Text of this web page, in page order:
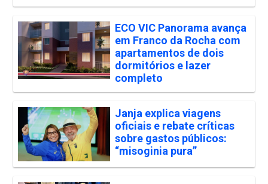
ECO VIC Panorama avança
em Franco da Rocha com
apartamentos de dois
dormitórios e lazer
completo
Janja explica viagens
oficiais e rebate críticas
sobre gastos públicos:
“misoginia pura”